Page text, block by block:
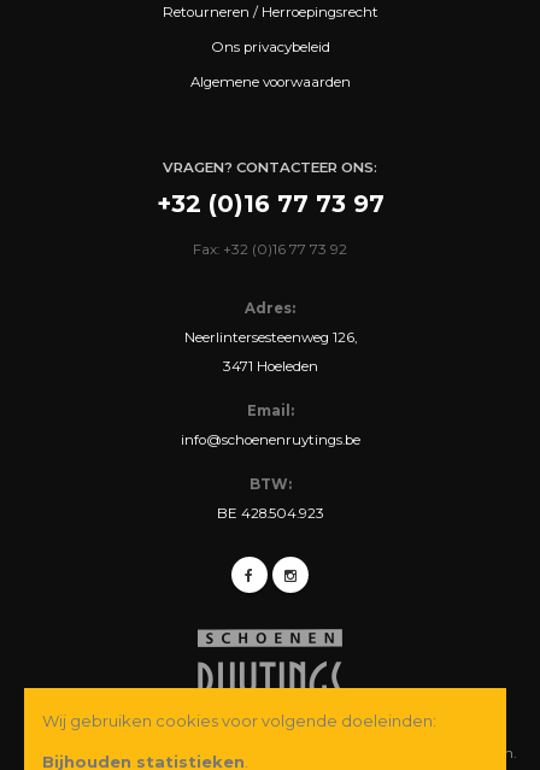
Retourneren / Herroepingsrecht
Ons privacybeleid
Algemene voorwaarden
VRAGEN? CONTACTEER ONS:
+32 (0)16 77 73 97
Fax: +32 (0)16 77 73 92
Adres:
Neerlintersesteenweg 126,
3471 Hoeleden
Email:
info@schoenenruytings.be
BTW:
BE 428.504.923
© Copyright 2026 Schoenen Ruytings BVBA. Alle rechten voorbehouden.
Wij gebruiken cookies voor volgende doeleinden:
Bijhouden statistieken